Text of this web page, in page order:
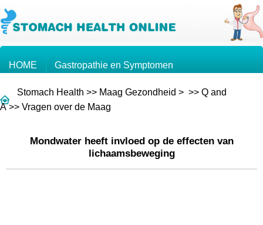
HOME Gastropathie en Symptomen
Kennis over de Maag
Vragen en Antwoorden
Stomach Health >> Maag Gezondheid > >> Q and
A>> Vragen over de Maag
Mondwater heeft invloed op de effecten van
lichaamsbeweging